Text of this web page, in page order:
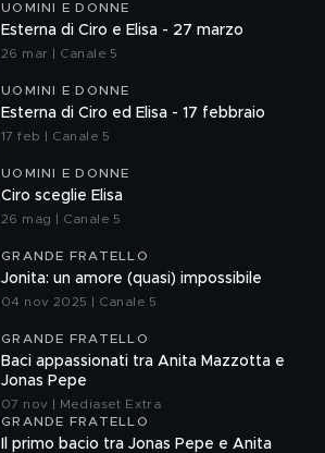
UOMINI E DONNE
Esterna di Ciro e Elisa - 27 marzo
26 mar | Canale 5
UOMINI E DONNE
Esterna di Ciro ed Elisa - 17 febbraio
17 feb | Canale 5
UOMINI E DONNE
Ciro sceglie Elisa
26 mag | Canale 5
GRANDE FRATELLO
Jonita: un amore (quasi) impossibile
04 nov 2025 | Canale 5
GRANDE FRATELLO
Baci appassionati tra Anita Mazzotta e
Jonas Pepe
07 nov | Mediaset Extra
GRANDE FRATELLO
Il primo bacio tra Jonas Pepe e Anita